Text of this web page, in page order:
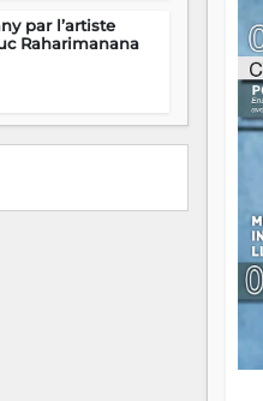
par l’artiste
Raharimanana
—